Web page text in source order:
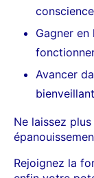
Gagner
Avancer
bienveillant
Ne laissez
Rejoignez la